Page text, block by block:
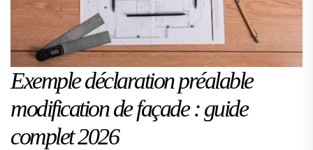
Exemple déclaration préalable
modification de façade : guide
complet 2026